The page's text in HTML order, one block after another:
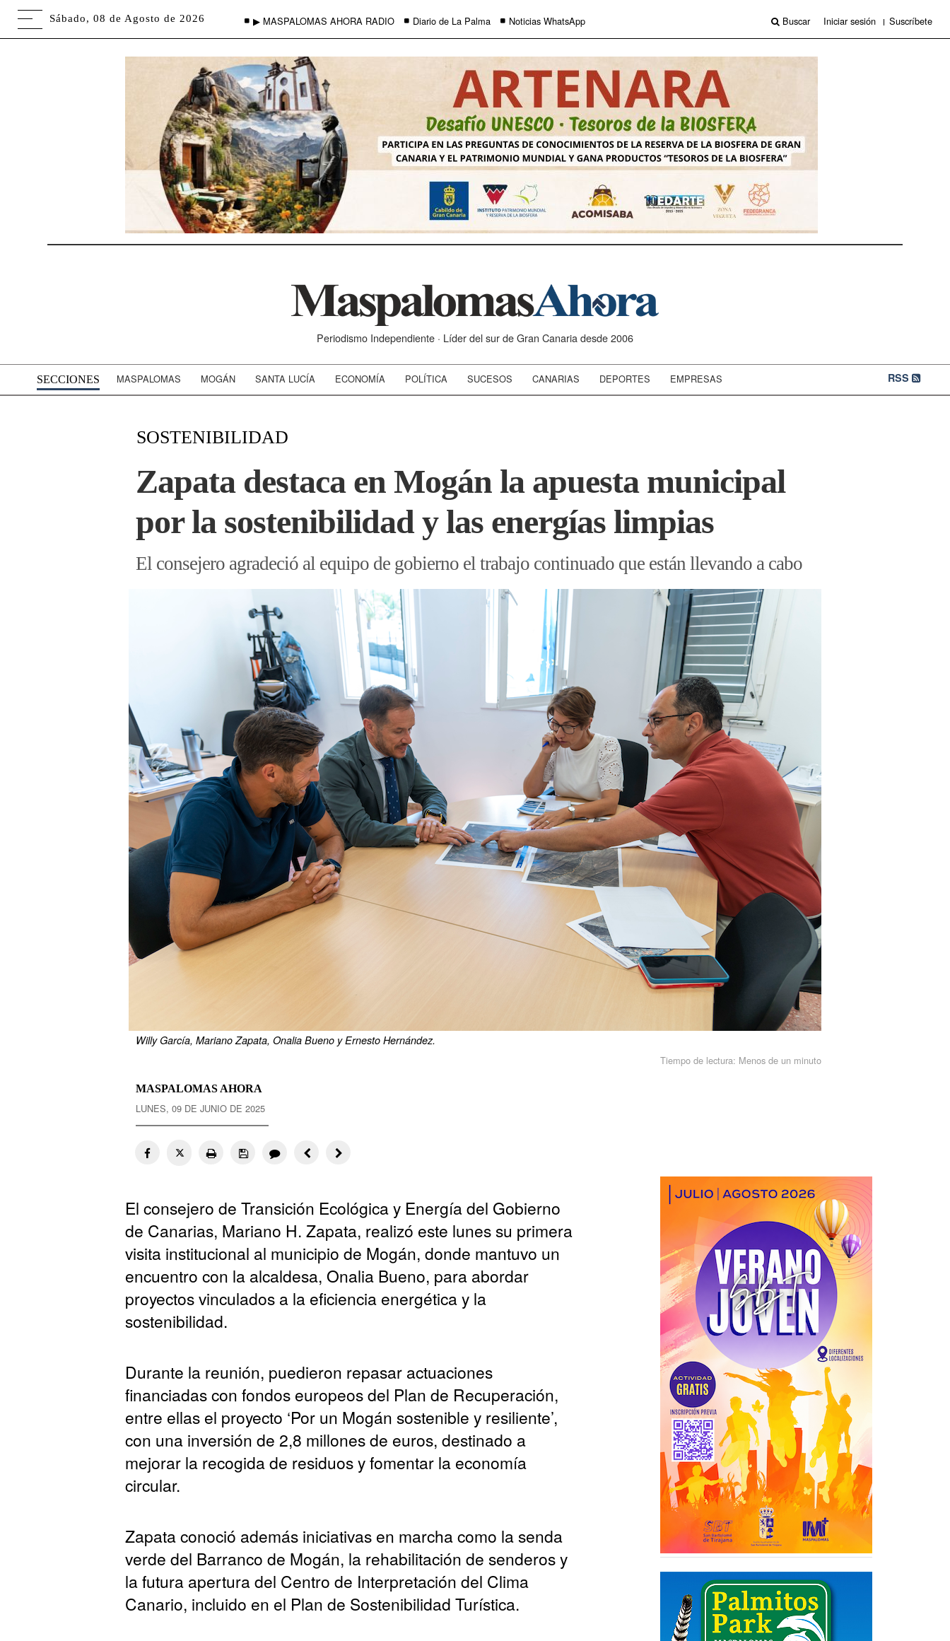
Sábado, 08 de Agosto de 2026 ▶ MASPALOMAS AHORA RADIO Diario de La Palma Noticias WhatsApp Buscar Iniciar sesión Suscríbete
Periodismo Independiente · Líder del sur de Gran Canaria desde 2006
SECCIONES MASPALOMAS MOGÁN SANTA LUCÍA ECONOMÍA POLÍTICA SUCESOS CANARIAS DEPORTES EMPRESAS RSS
SOSTENIBILIDAD
Zapata destaca en Mogán la apuesta municipal
por la sostenibilidad y las energías limpias
El consejero agradeció al equipo de gobierno el trabajo continuado que están llevando a cabo
Willy García, Mariano Zapata, Onalia Bueno y Ernesto Hernández.
MASPALOMAS AHORA
LUNES, 09 DE JUNIO DE 2025
Tiempo de lectura: Menos de un minuto
El consejero de Transición Ecológica y Energía del Gobierno
de Canarias, Mariano H. Zapata, realizó este lunes su primera
visita institucional al municipio de Mogán, donde mantuvo un
encuentro con la alcaldesa, Onalia Bueno, para abordar
proyectos vinculados a la eficiencia energética y la
sostenibilidad.
Durante la reunión, puedieron repasar actuaciones
financiadas con fondos europeos del Plan de Recuperación,
entre ellas el proyecto ‘Por un Mogán sostenible y resiliente’,
con una inversión de 2,8 millones de euros, destinado a
mejorar la recogida de residuos y fomentar la economía
circular.
Zapata conoció además iniciativas en marcha como la senda
verde del Barranco de Mogán, la rehabilitación de senderos y
la futura apertura del Centro de Interpretación del Clima
Canario, incluido en el Plan de Sostenibilidad Turística.